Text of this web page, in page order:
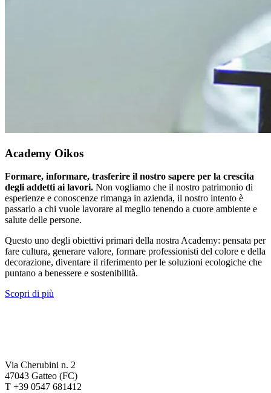
Academy Oikos
Formare, informare, trasferire il nostro sapere per la crescita
degli addetti ai lavori. Non vogliamo che il nostro patrimonio di
esperienze e conoscenze rimanga in azienda, il nostro intento è
passarlo a chi vuole lavorare al meglio tenendo a cuore ambiente e
salute delle persone.
Questo uno degli obiettivi primari della nostra Academy: pensata per
fare cultura, generare valore, formare professionisti del colore e della
decorazione, diventare il riferimento per le soluzioni ecologiche che
puntano a benessere e sostenibilità.
Scopri di più
Via Cherubini n. 2
47043 Gatteo (FC)
T +39 0547 681412